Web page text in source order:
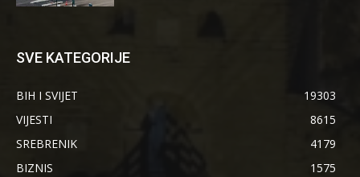
SVE KATEGORIJE
BIH I SVIJET
19303
VIJESTI
8615
SREBRENIK
4179
BIZNIS
1575